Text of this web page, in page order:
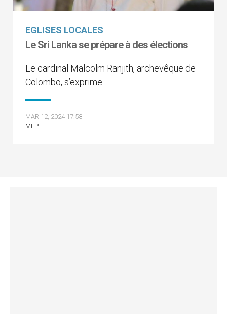
EGLISES LOCALES
Le Sri Lanka se prépare à des élections
Le cardinal Malcolm Ranjith, archevêque de
Colombo, s’exprime
MAR 12, 2024 17:58
MEP